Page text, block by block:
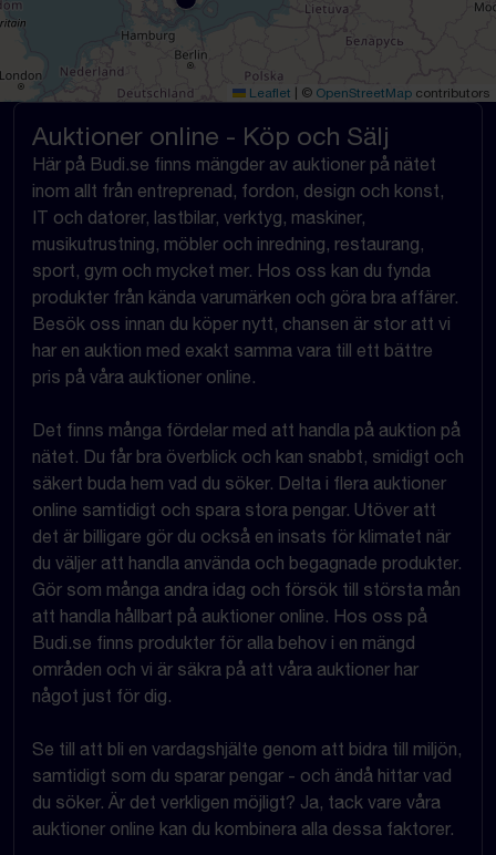
Leaflet © OpenStreetMap contributors
Auktioner online - Köp och Sälj
Här på Budi.se finns mängder av auktioner på nätet
inom allt från entreprenad, fordon, design och konst,
IT och datorer, lastbilar, verktyg, maskiner,
musikutrustning, möbler och inredning, restaurang,
sport, gym och mycket mer. Hos oss kan du fynda
produkter från kända varumärken och göra bra affärer.
Besök oss innan du köper nytt, chansen är stor att vi
har en auktion med exakt samma vara till ett bättre
pris på våra auktioner online.
Det finns många fördelar med att handla på auktion på
nätet. Du får bra överblick och kan snabbt, smidigt och
säkert buda hem vad du söker. Delta i flera auktioner
online samtidigt och spara stora pengar. Utöver att
det är billigare gör du också en insats för klimatet när
du väljer att handla använda och begagnade produkter.
Gör som många andra idag och försök till största mån
att handla hållbart på auktioner online. Hos oss på
Budi.se finns produkter för alla behov i en mängd
områden och vi är säkra på att våra auktioner har
något just för dig.
Se till att bli en vardagshjälte genom att bidra till miljön,
samtidigt som du sparar pengar - och ändå hittar vad
du söker. Är det verkligen möjligt? Ja, tack vare våra
auktioner online kan du kombinera alla dessa faktorer.